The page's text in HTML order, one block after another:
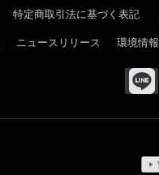
特定商取引法に基づく表記
ニュースリリース 環境情報